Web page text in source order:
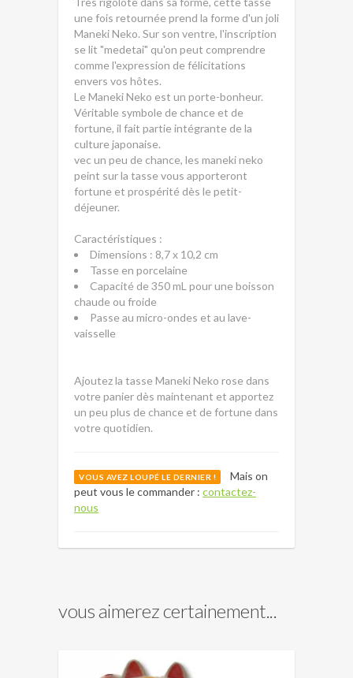
une fois retournée prend la forme d'un joli
Maneki Neko. Sur son ventre, l'inscription
se lit "medetai" qu'on peut comprendre
comme l'expression de félicitations
envers vos hôtes.
Le Maneki Neko est un porte-bonheur.
Véritable symbole de chance et de
fortune, il fait partie intégrante de la
culture japonaise.
vec un peu de chance, les maneki neko
peint sur la tasse vous apporteront
fortune et prospérité dès le petit-
déjeuner.
Caractéristiques :
Dimensions : 8,7 x 10,2 cm
Tasse en porcelaine
Capacité de 350 mL pour une boisson
chaude ou froide
Passe au micro-ondes et au lave-
vaisselle
Ajoutez la tasse Maneki Neko rose dans
votre panier dès maintenant et apportez
un peu plus de chance et de fortune dans
votre quotidien.
VOUS AVEZ LOUPÉ LE DERNIER !
Mais on
peut vous le commander : contactez-
nous
vous aimerez certainement...